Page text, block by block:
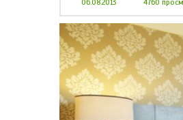
06.08.2013 4760